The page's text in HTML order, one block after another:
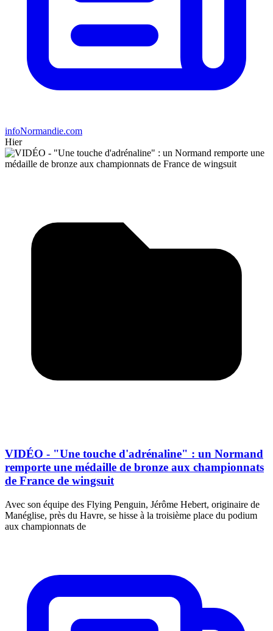
infoNormandie.com
Hier
VIDÉO - "Une touche d'adrénaline" : un Normand
remporte une médaille de bronze aux championnats
de France de wingsuit
Avec son équipe des Flying Penguin, Jérôme Hebert, originaire de
Manéglise, près du Havre, se hisse à la troisième place du podium
aux championnats de